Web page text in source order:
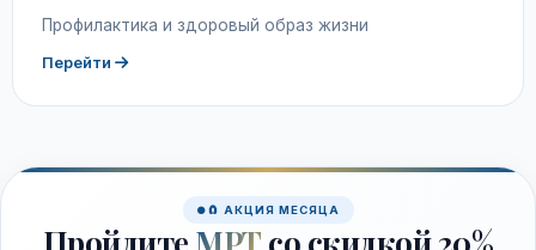
Профилактика и здоровый образ жизни
Перейти
🧲 АКЦИЯ МЕСЯЦА
Пройдите МРТ со скидкой 20%